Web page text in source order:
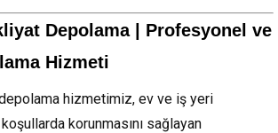
Depolama | Profesyonel ve
Hizmeti
hizmetimiz, ev ve iş yeri
korunmasını sağlayan